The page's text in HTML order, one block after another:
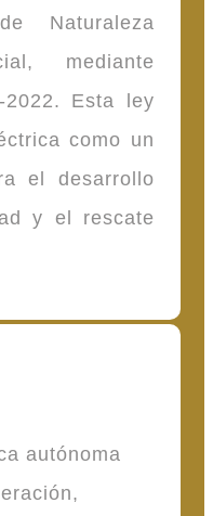
Naturaleza
mediante
2022. Esta ley
como un
el desarrollo
y el rescate
autónoma